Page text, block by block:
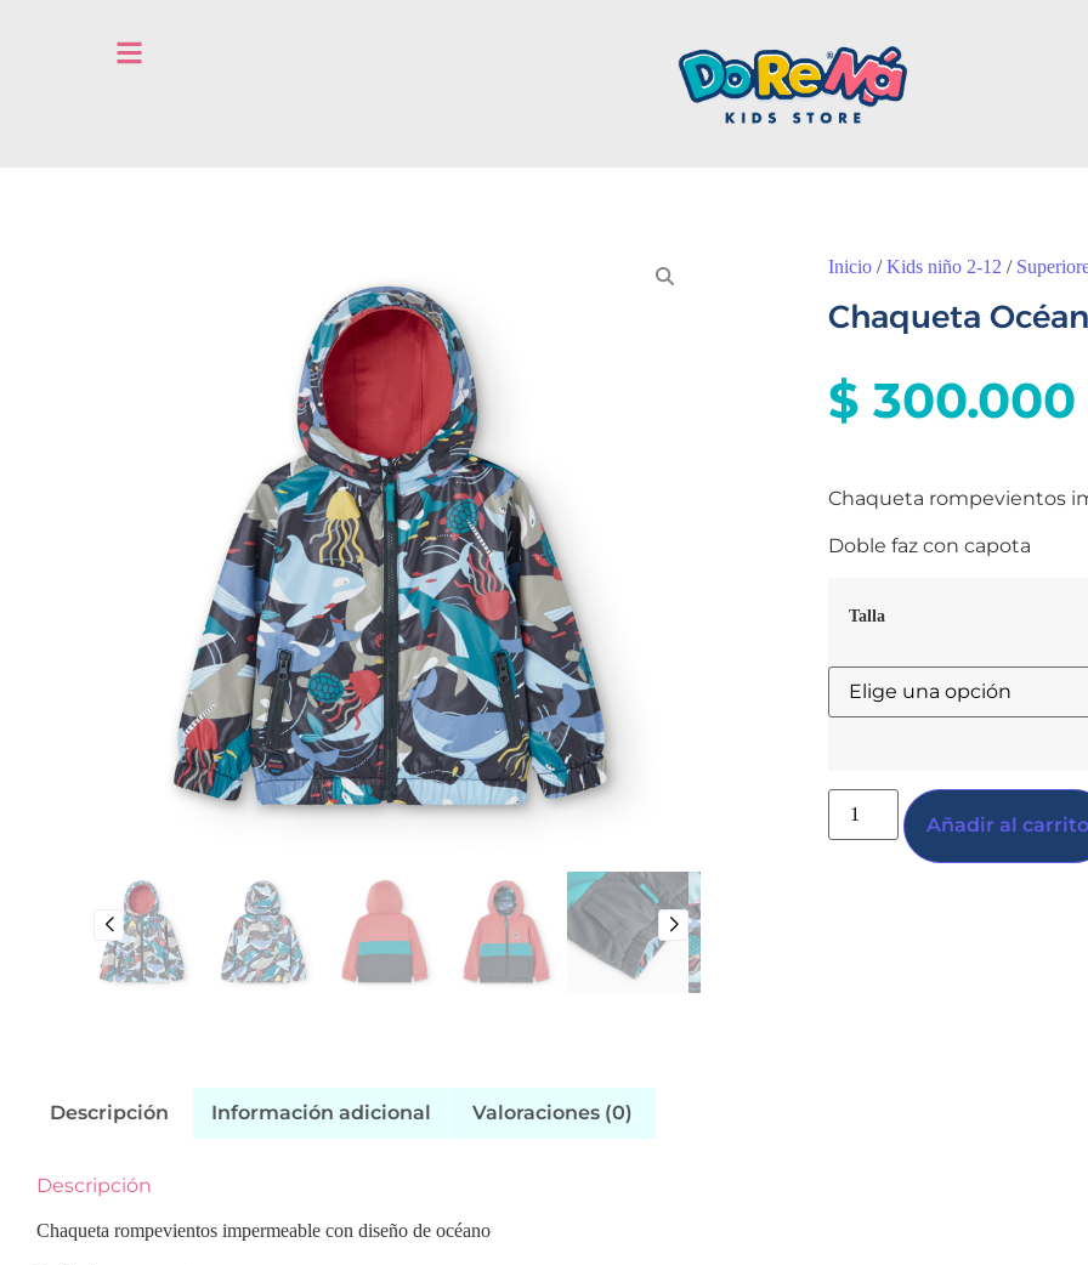
Inicio /Kids niño 2-12 /
Chaqueta
$ 300.000
Chaqueta rompevientos
Doble faz con capota
Talla
Añadir al carrito
Descripción Información adicional Valoraciones (0)
Descripción
Chaqueta rompevientos impermeable con diseño de océano